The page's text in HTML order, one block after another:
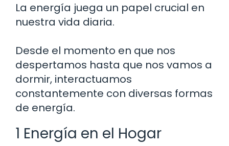
La energía juega un papel crucial en
nuestra vida diaria.
Desde el momento en que nos
despertamos hasta que nos vamos a
dormir, interactuamos
constantemente con diversas formas
de energía.
1 Energía en el Hogar